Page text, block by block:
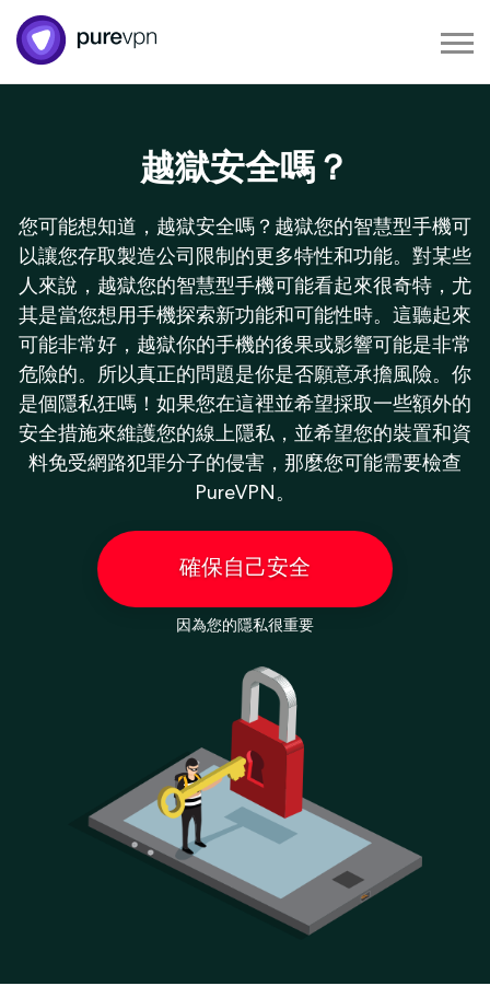
越獄安全嗎？
您可能想知道，越獄安全嗎？越獄您的智慧型手機可
以讓您存取製造公司限制的更多特性和功能。對某些
人來說，越獄您的智慧型手機可能看起來很奇特，尤
其是當您想用手機探索新功能和可能性時。這聽起來
可能非常好，越獄你的手機的後果或影響可能是非常
危險的。所以真正的問題是你是否願意承擔風險。你
是個隱私狂嗎！如果您在這裡並希望採取一些額外的
安全措施來維護您的線上隱私，並希望您的裝置和資
料免受網路犯罪分子的侵害，那麼您可能需要檢查
PureVPN。
確保自己安全
因為您的隱私很重要